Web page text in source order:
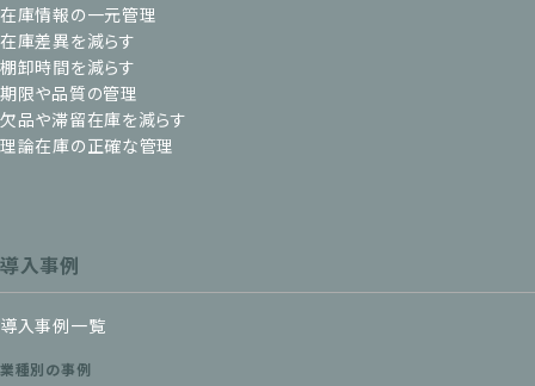
在庫情報の一元管理
在庫差異を減らす
棚卸時間を減らす
期限や品質の管理
欠品や滞留在庫を減らす
理論在庫の正確な管理
導入事例
導入事例一覧
業種別の事例